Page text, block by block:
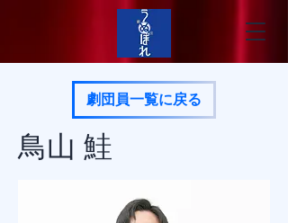
劇団員一覧に戻る
鳥山 鮭